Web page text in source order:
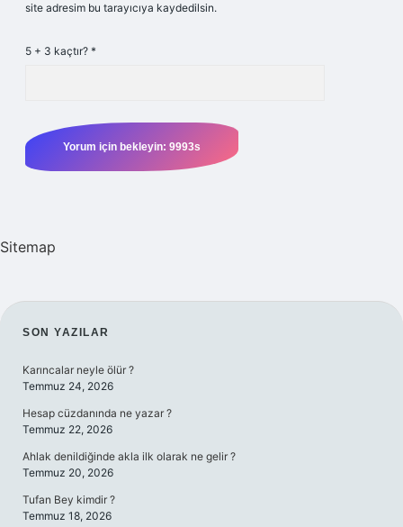
site adresim bu tarayıcıya kaydedilsin.
5 + 3 kaçtır? *
Sitemap
SIDEBAR
SON YAZILAR
Karıncalar neyle ölür ?
Temmuz 24, 2026
Hesap cüzdanında ne yazar ?
Temmuz 22, 2026
Ahlak denildiğinde akla ilk olarak ne gelir ?
Temmuz 20, 2026
Tufan Bey kimdir ?
Temmuz 18, 2026